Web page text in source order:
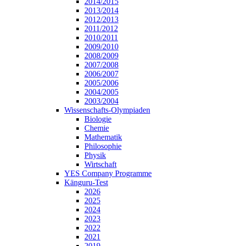
2013/2014
2012/2013
2011/2012
2010/2011
2009/2010
2008/2009
2007/2008
2006/2007
2005/2006
2004/2005
2003/2004
Wissenschafts-Olympiaden
Biologie
Chemie
Mathematik
Philosophie
Physik
Wirtschaft
YES Company Programme
Känguru-Test
2026
2025
2024
2023
2022
2021